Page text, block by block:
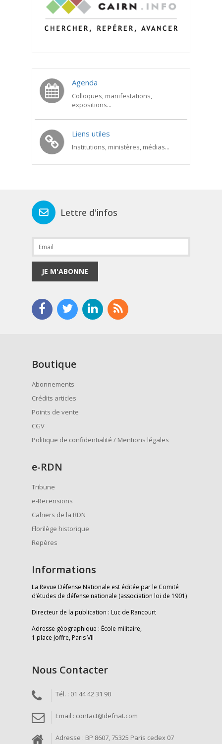
Agenda
Colloques, manifestations,
expositions...
Liens utiles
Institutions, ministères, médias...
Lettre d'infos
JE M'ABONNE
Boutique
Abonnements
Crédits articles
Points de vente
CGV
Politique de confidentialité / Mentions légales
e-RDN
Tribune
e-Recensions
Cahiers de la RDN
Florilège historique
Repères
Informations
La Revue Défense Nationale est éditée par le Comité
d’études de défense nationale (association loi de 1901)
Directeur de la publication : Luc de Rancourt
Adresse géographique : École militaire,
1 place Joffre, Paris VII
Nous Contacter
Tél. : 01 44 42 31 90
Email : contact@defnat.com
Adresse : BP 8607, 75325 Paris cedex 07